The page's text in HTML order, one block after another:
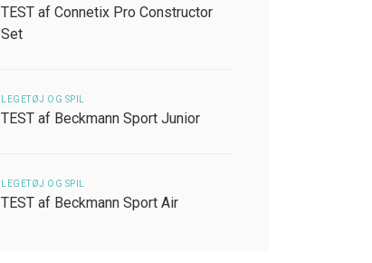
TEST af Connetix Pro Constructor
Set
LEGETØJ OG SPIL
TEST af Beckmann Sport Junior
LEGETØJ OG SPIL
TEST af Beckmann Sport Air